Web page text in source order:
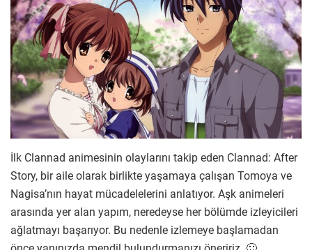
İlk Clannad animesinin olaylarını takip eden Clannad: After
Story, bir aile olarak birlikte yaşamaya çalışan Tomoya ve
Nagisa’nın hayat mücadelelerini anlatıyor. Aşk animeleri
arasında yer alan yapım, neredeyse her bölümde izleyicileri
ağlatmayı başarıyor. Bu nedenle izlemeye başlamadan